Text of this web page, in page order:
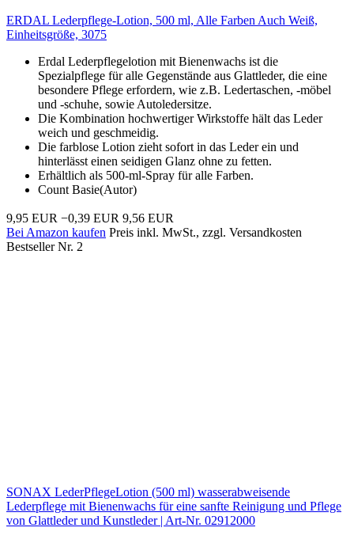
ERDAL Lederpflege-Lotion, 500 ml, Alle Farben Auch Weiß,
Einheitsgröße, 3075
Erdal Lederpflegelotion mit Bienenwachs ist die
Spezialpflege für alle Gegenstände aus Glattleder, die eine
besondere Pflege erfordern, wie z.B. Ledertaschen, -möbel
und -schuhe, sowie Autoledersitze.
Die Kombination hochwertiger Wirkstoffe hält das Leder
weich und geschmeidig.
Die farblose Lotion zieht sofort in das Leder ein und
hinterlässt einen seidigen Glanz ohne zu fetten.
Erhältlich als 500-ml-Spray für alle Farben.
Count Basie(Autor)
9,95 EUR −0,39 EUR 9,56 EUR
Bei Amazon kaufen Preis inkl. MwSt., zzgl. Versandkosten
Bestseller Nr. 2
SONAX LederPflegeLotion (500 ml) wasserabweisende
Lederpflege mit Bienenwachs für eine sanfte Reinigung und Pflege
von Glattleder und Kunstleder | Art-Nr. 02912000